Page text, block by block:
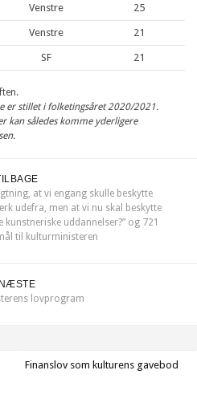
Venstre 25
Venstre 21
SF 21
er stillet i folketingsåret 2020/2021.
kan således komme yderligere
at vi engang skulle beskytte
udefra, men at vi nu skal beskytte
uddannelser?” og 721
til kulturministeren
NÆSTE
lovprogram
Finanslov som kulturens gavebod